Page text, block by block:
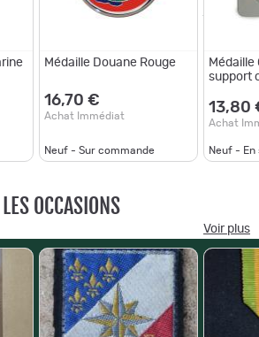
Médaille Douane Rouge
16,70 €
Achat Immédiat
Neuf - Sur commande
Médaille
support
13,80
Achat
Neuf - En
LES OCCASIONS
Voir plus